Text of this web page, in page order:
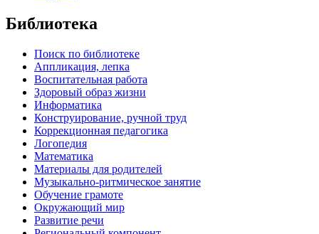
Библиотека
Поиск по библиотеке
Аппликация, лепка
Воспитательная работа
Здоровый образ жизни
Информатика
Конструирование, ручной труд
Коррекционная педагогика
Логопедия
Математика
Материалы для родителей
Музыкально-ритмическое занятие
Обучение грамоте
Окружающий мир
Развитие речи